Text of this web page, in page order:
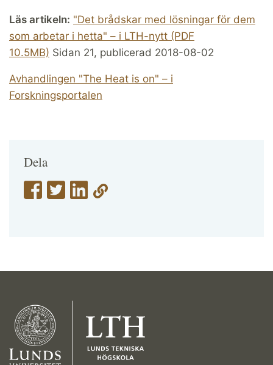
Läs artikeln: "Det brådskar med lösningar för dem
som arbetar i hetta" – i LTH-nytt (PDF
10.5MB) Sidan 21, publicerad 2018-08-02
Avhandlingen "The Heat is on" – i
Forskningsportalen
Dela